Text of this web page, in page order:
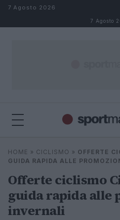
Salta al contenuto
7 Agosto 2026
7 Agosto
Cerca
HOME » CICLISMO » OFFERTE
GUIDA RAPIDA ALLE
Offerte ciclismo
guida rapida alle
invernali